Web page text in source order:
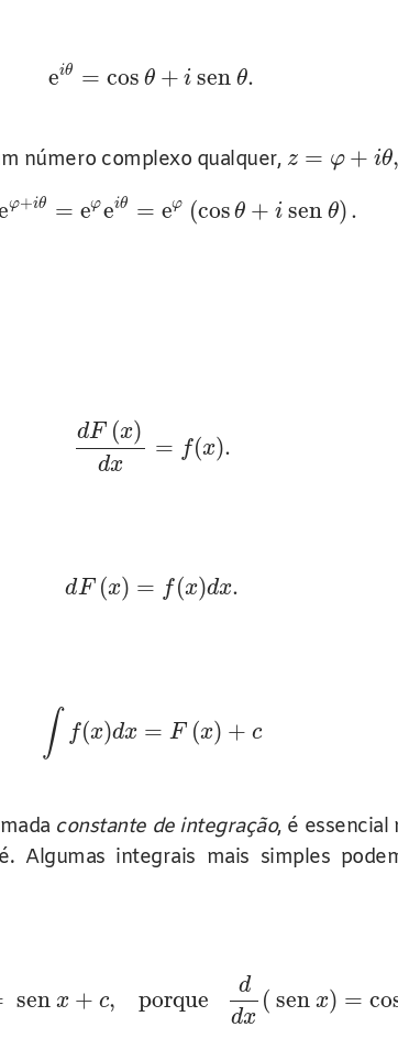
eiθ = cos θ + i senθ.
número complexo qualquer, z = φ + iθ
φ+iθ = eφeiθ = eφ (cosθ + isen θ) .
dF (x)
dx
= f(x).
dF (x) = f(x)dx.
∫ f(x)dx = F (x) + c
constante de integração, é essencial
Algumas integrais mais simples
senx + c, porque
d
dx
( sen x) =